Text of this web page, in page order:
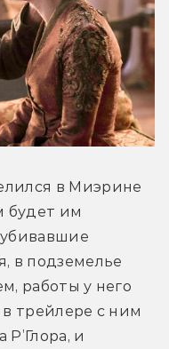
в Миэрине
будет им
в подземелье
работы у него
трейлере с ним
и